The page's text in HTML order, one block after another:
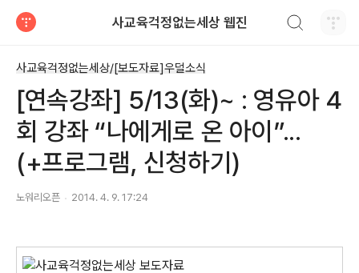
사교육걱정없는세상 웹진
사교육걱정없는세상/[보도자료]우덜소식
[연속강좌] 5/13(화)~ : 영유아 4
회 강좌 “나에게로 온 아이”...
(+프로그램, 신청하기)
노워리오픈 2014. 4. 9. 17:24